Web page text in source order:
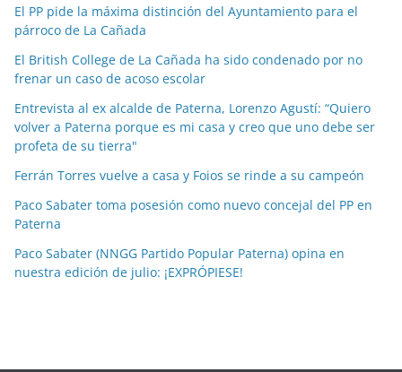
a
s
p
o
m
e
s
El PP pide la máxima distinción del Ayuntamiento para el
párroco de La Cañada
El British College de La Cañada ha sido condenado por no
frenar un caso de acoso escolar
Entrevista al ex alcalde de Paterna, Lorenzo Agustí: “Quiero
volver a Paterna porque es mi casa y creo que uno debe ser
profeta de su tierra"
Ferrán Torres vuelve a casa y Foios se rinde a su campeón
Paco Sabater toma posesión como nuevo concejal del PP en
Paterna
Paco Sabater (NNGG Partido Popular Paterna) opina en
nuestra edición de julio: ¡EXPRÓPIESE!